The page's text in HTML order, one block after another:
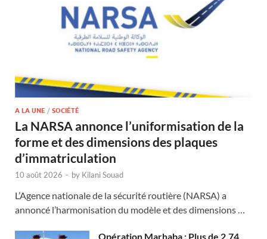
A LA UNE / SOCIÉTÉ
La NARSA annonce l’uniformisation de la
forme et des dimensions des plaques
d’immatriculation
10 août 2026 - by Kilani Souad
L’Agence nationale de la sécurité routière (NARSA) a
annoncé l’harmonisation du modèle et des dimensions …
Opération Marhaba : Plus de 2,74